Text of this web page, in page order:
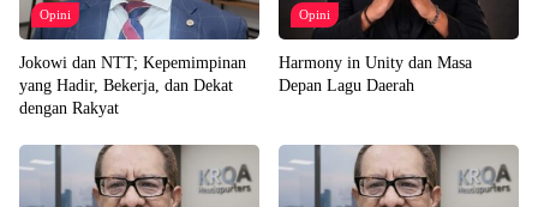
Opini
Jokowi dan NTT; Kepemimpinan
yang Hadir, Bekerja, dan Dekat
dengan Rakyat
Opini
Harmony in Unity dan Masa
Depan Lagu Daerah